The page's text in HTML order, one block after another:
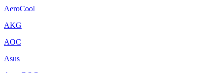
AeroCool
AKG
AOC
Asus